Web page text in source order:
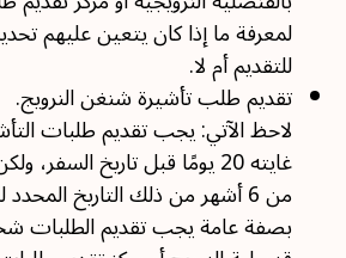
لمعرفة ما إذا كان يتعين عليهم
للتقديم أم لا.
تقديم طلب تأشيرة شنغن النرويج.
لاحظ الآتي: يجب تقديم طلبات
غايته 20 يومًا قبل تاريخ
من 6 أشهر من ذلك التاريخ المحدد للسفر.
بصفة عامة يجب تقديم الطلبات